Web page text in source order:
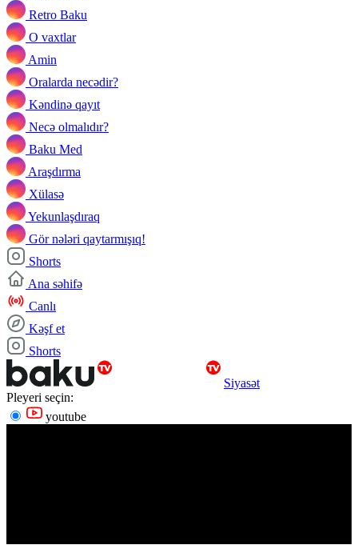
Retro Baku
O vaxtlar
Amin
Oralarda necədir?
Kəndinə qayıt
Necə olmalıdır?
Baku Med
Araşdırma
Xülasə
Yekunlaşdıraq
Gör nələri qaytarmışıq!
Shorts
Ana səhifə
Canlı
Kəşf et
Shorts
Siyasət
Pleyeri seçin:
youtube